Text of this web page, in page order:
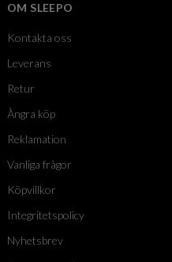
OM SLEEPO
Kontakta oss
Leverans
Retur
Ångra köp
Reklamation
Vanliga frågor
Köpvillkor
Integritetspolicy
Nyhetsbrev